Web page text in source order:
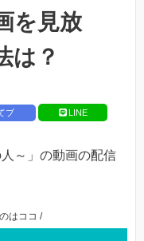
を見放
は？
ブ LINE
～」の動画の配信
はココ /